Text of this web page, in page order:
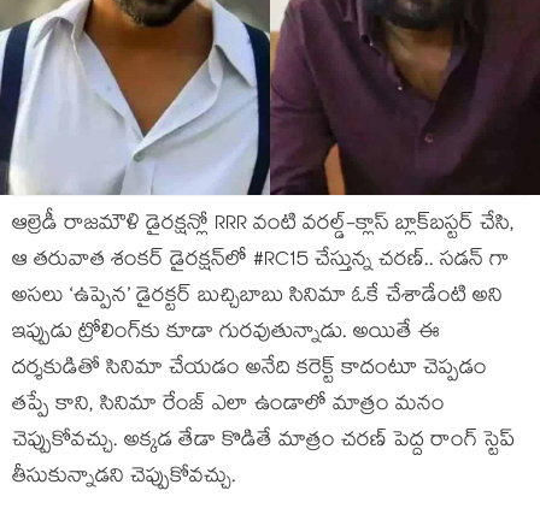
ఆల్రెడీ రాజమౌళి డైరక్షన్లో RRR వంటి వరల్డ్-క్లాస్ బ్లాక్‌బస్టర్ చేసి,
ఆ తరువాత శంకర్ డైరక్షన్‌లో #RC15 చేస్తున్న చరణ్‌.. సడన్ గా
అసలు ‘ఉప్పెన’ డైరక్టర్ బుచ్చిబాబు సినిమా ఓకే చేశాడేంటి అని
ఇప్పుడు ట్రోలింగ్‌కు కూడా గురవుతున్నాడు. అయితే ఈ
దర్శకుడితో సినిమా చేయడం అనేది కరెక్ట్ కాదంటూ చెప్పడం
తప్పే కాని, సినిమా రేంజ్ ఎలా ఉండాలో మాత్రం మనం
చెప్పుకోవచ్చు. అక్కడ తేడా కొడితే మాత్రం చరణ్‌ పెద్ద రాంగ్ స్టెప్
తీసుకున్నాడని చెప్పుకోవచ్చు.